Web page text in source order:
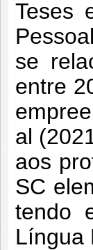
Teses
se
entre
al
aos
SC
tendo
Língua